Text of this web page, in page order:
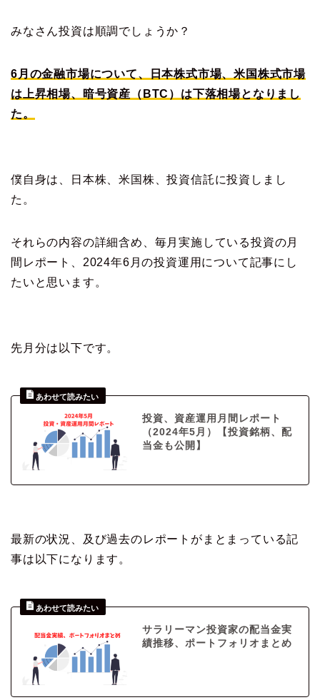
みなさん投資は順調でしょうか？
6月の金融市場について、日本株式市場、米国株式市場
は上昇相場、
暗号資産（BTC）は下落相場となりまし
た。
僕自身は、日本株、米国株、投資信託に投資しまし
た。
それらの内容の詳細含め、毎月実施している投資の月
間レポート、2024年6月の投資運用について記事にし
たいと思います。
先月分は以下です。
投資、資産運用月間レポート
（2024年5月）【投資銘柄、配
当金も公開】
最新の状況、及び過去のレポートがまとまっている記
事は以下になります。
サラリーマン投資家の配当金実
績推移、ポートフォリオまとめ